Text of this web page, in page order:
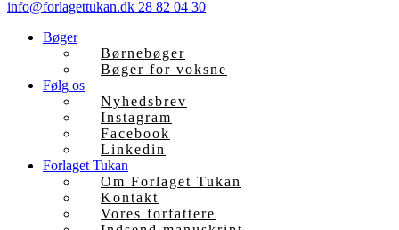
info@forlagettukan.dk 28 82 04 30
Bøger
Børnebøger
Bøger for voksne
Følg os
Nyhedsbrev
Instagram
Facebook
Linkedin
Forlaget Tukan
Om Forlaget Tukan
Kontakt
Vores forfattere